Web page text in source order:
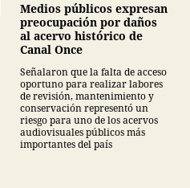
Medios públicos expresan
preocupación por daños
al acervo histórico de
Canal Once
Señalaron que la falta de acceso
oportuno para realizar labores
de revisión, mantenimiento y
conservación representó un
riesgo para uno de los acervos
audiovisuales públicos más
importantes del país